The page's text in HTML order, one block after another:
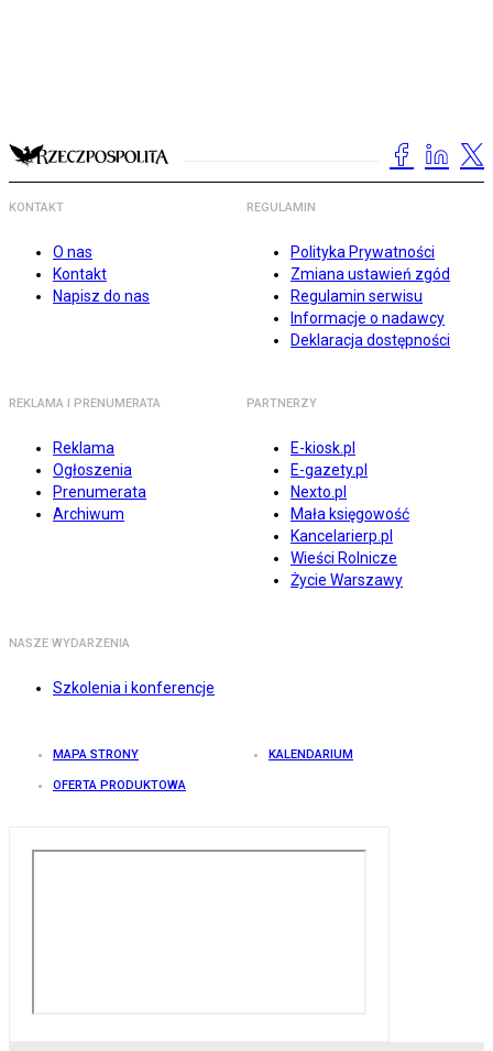
KONTAKT
O nas
Kontakt
Napisz do nas
REGULAMIN
Polityka Prywatności
Zmiana ustawień zgód
Regulamin serwisu
Informacje o nadawcy
Deklaracja dostępności
REKLAMA I PRENUMERATA
Reklama
Ogłoszenia
Prenumerata
Archiwum
PARTNERZY
E-kiosk.pl
E-gazety.pl
Nexto.pl
Mała księgowość
Kancelarierp.pl
Wieści Rolnicze
Życie Warszawy
NASZE WYDARZENIA
Szkolenia i konferencje
MAPA STRONY KALENDARIUM
OFERTA PRODUKTOWA